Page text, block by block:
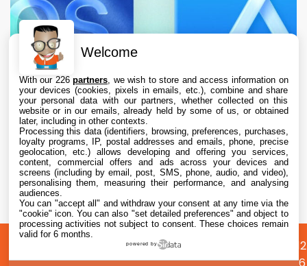
L’App Store est en panne pour plusieurs
utilisateurs, selon Apple
7 Aug. 2026 • 19:34
Préférences
Confidentialité
©
Welcome
With our 226partners , we wish to store and access information on
your devices (cookies, pixels in emails, etc.), combine and share
your personal data with our partners, whether collected on this
website or in our emails, already held by some of us, or obtained
later, including in other contexts.
Processing this data (identifiers, browsing, preferences, purchases,
loyalty programs, IP, postal addresses and emails, phone, precise
geolocation, etc.) allows developing and offering you services,
content, commercial offers and ads across your devices and
screens (including by email, post, SMS, phone, audio, and video),
personalising them, measuring their performance, and analysing
audiences.
You can "accept all" and withdraw your consent at any time via the
"cookie" icon. You can also "set detailed preferences" and object to
processing activities not subject to consent. These choices remain
valid for 6 months.
powered by